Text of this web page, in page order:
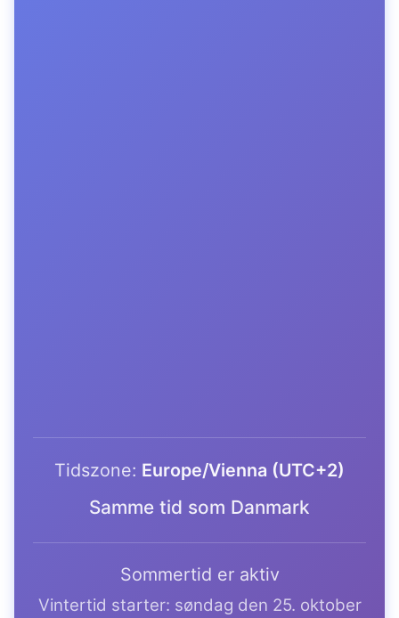
Tidszone: Europe/Vienna (UTC+2)
Samme tid som Danmark
Sommertid er aktiv
Vintertid starter: søndag den 25. oktober